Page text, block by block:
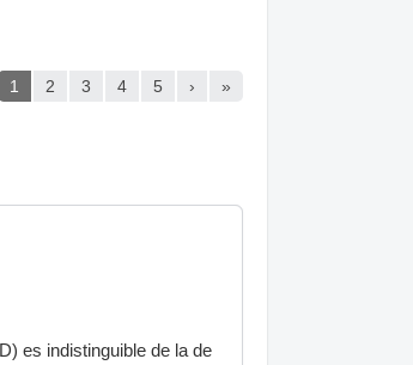
1 2 3 4 5 › »
es indistinguible de la de